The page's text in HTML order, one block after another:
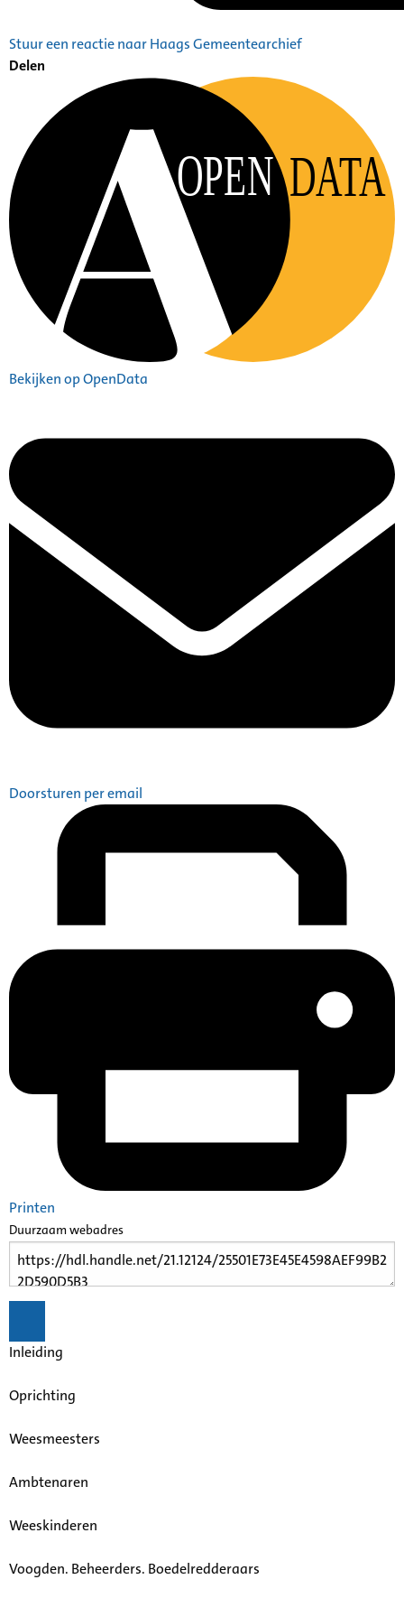
Stuur een reactie naar Haags Gemeentearchief
Delen
OPEN DATA
Bekijken op OpenData
Doorsturen per email
Printen
Duurzaam webadres
Inleiding
Oprichting
Weesmeesters
Ambtenaren
Weeskinderen
Voogden. Beheerders. Boedelredderaars